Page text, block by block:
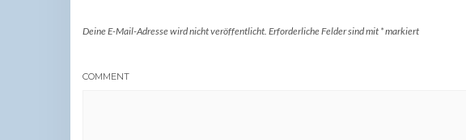
Deine E-Mail-Adresse wird nicht veröffentlicht. Erforderliche Felder sind mit *markiert
COMMENT